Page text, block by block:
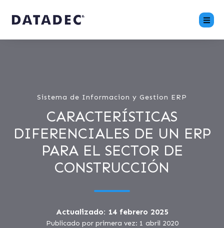
Sistema de Informacion y Gestion ERP
CARACTERÍSTICAS
DIFERENCIALES DE UN ERP
PARA EL SECTOR DE
CONSTRUCCIÓN
Actualizado: 14 febrero 2025
Publicado por primera vez: 1 abril 2020